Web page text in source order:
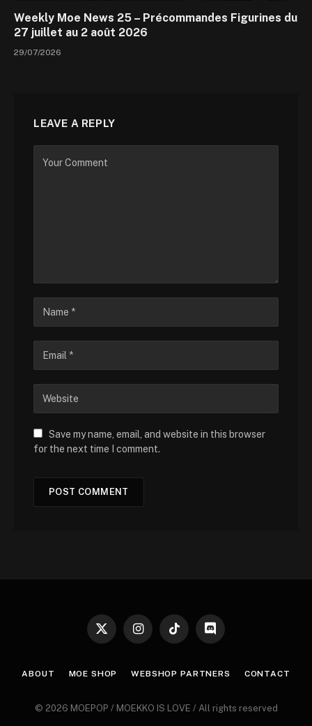
Weekly Moe News 25 – Précommandes Figurines du
27 juillet au 2 août 2026
29/07/2026
LEAVE A REPLY
Save my name, email, and website in this browser
for the next time I comment.
X
InstagramTikTok Discord
ABOUT MOE SHOP WEBSHOP PARTNERS CONTACT
© 2026 MOEPOP / MOEKKO IS LOVE / All rights reserved